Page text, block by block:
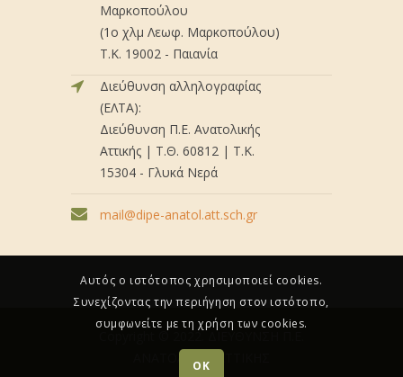
Μαρκοπούλου
(1ο χλμ Λεωφ. Μαρκοπούλου)
Τ.Κ. 19002 - Παιανία
Διεύθυνση αλληλογραφίας
(ΕΛΤΑ):
Διεύθυνση Π.Ε. Ανατολικής
Αττικής | Τ.Θ. 60812 | Τ.Κ.
15304 - Γλυκά Νερά
mail@dipe-anatol.att.sch.gr
Copyright © 2022. ΔΙΕΥΘΥΝΣΗ Π.Ε.
ΑΝΑΤΟΛΙΚΗΣ ΑΤΤΙΚΗΣ
Αυτός ο ιστότοπος χρησιμοποιεί cookies.
Συνεχίζοντας την περιήγηση στον ιστότοπο,
συμφωνείτε με τη χρήση των cookies.
OK